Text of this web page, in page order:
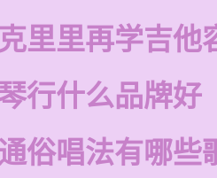
里里再学吉他
行什么品牌好
俗唱法有哪些